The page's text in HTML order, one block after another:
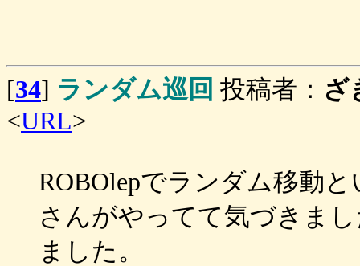
[34] ランダム巡回 投稿者： ざ
<URL>
ROBOlepでランダム移動
さんがやってて気づきま
ました。